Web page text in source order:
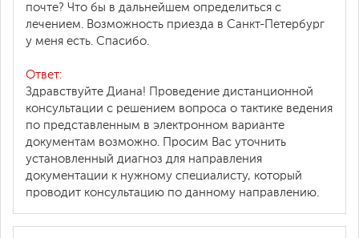
почте? Что бы в дальнейшем определиться с
лечением. Возможность приезда в Санкт-Петербург
у меня есть. Спасибо.
Ответ:
Здравствуйте Диана! Проведение дистанционной
консультации с решением вопроса о тактике ведения
по представленным в электронном варианте
документам возможно. Просим Вас уточнить
установленный диагноз для направления
документации к нужному специалисту, который
проводит консультацию по данному направлению.